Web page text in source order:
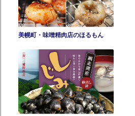
美幌町・味噌精肉店のほるもん